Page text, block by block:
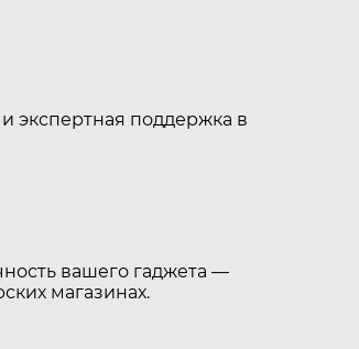
экспертная поддержка в
вашего гаджета —
магазинах.